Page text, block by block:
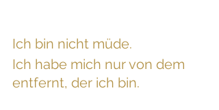
Ich bin nicht müde.
Ich habe mich nur von dem
entfernt, der ich bin.